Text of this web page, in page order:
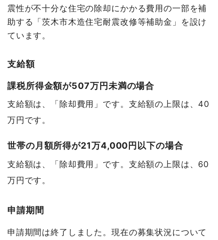
震性が不十分な住宅の除却にかかる費用の一部を補
助する「茨木市木造住宅耐震改修等補助金」を設け
ています。
支給額
課税所得金額が507万円未満の場合
支給額は、「除却費用」です。支給額の上限は、40
万円です。
世帯の月額所得が21万4,000円以下の場合
支給額は、「除却費用」です。支給額の上限は、60
万円です。
申請期間
申請期間は終了しました。現在の募集状況について